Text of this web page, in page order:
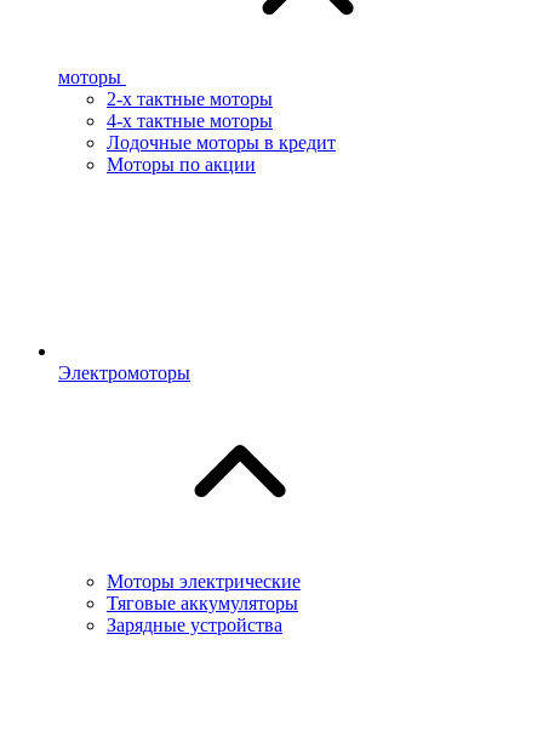
моторы
2-х тактные моторы
4-х тактные моторы
Лодочные моторы в кредит
Моторы по акции
Электромоторы
Моторы электрические
Тяговые аккумуляторы
Зарядные устройства